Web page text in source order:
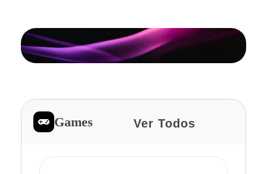
Games Ver Todos